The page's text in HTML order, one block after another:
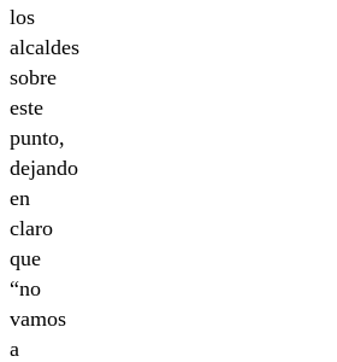
los
alcaldes
sobre
este
punto,
dejando
en
claro
que
“no
vamos
a